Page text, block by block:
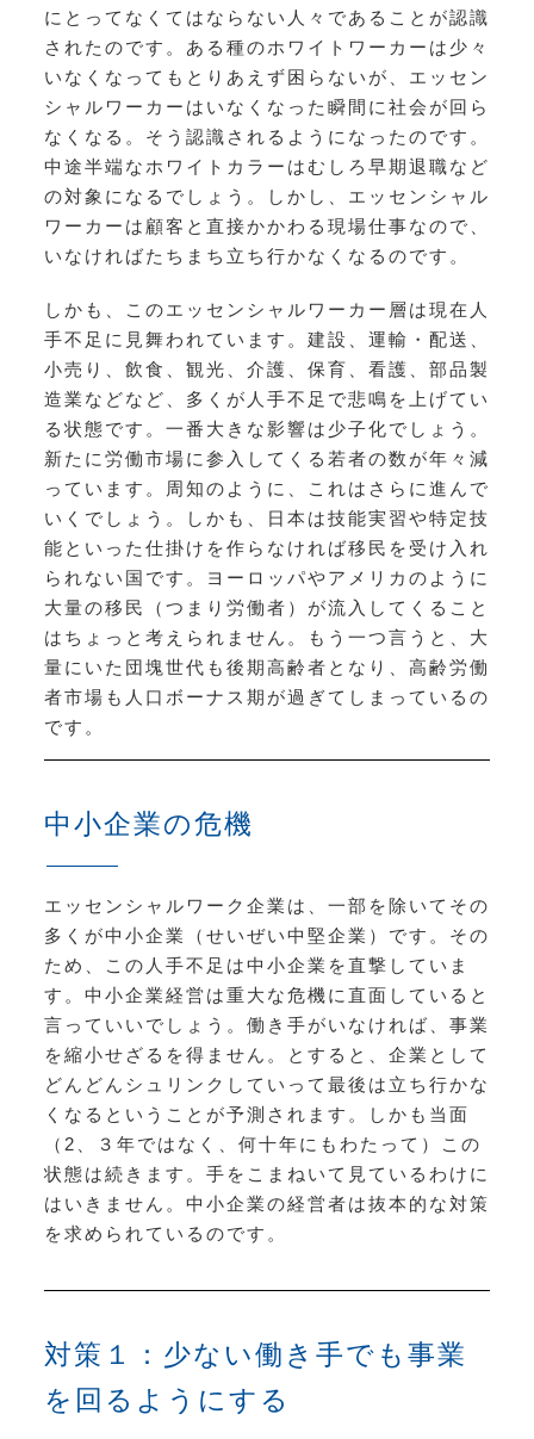
にとってなくてはならない人々であることが認識
されたのです。ある種のホワイトワーカーは少々
いなくなってもとりあえず困らないが、エッセン
シャルワーカーはいなくなった瞬間に社会が回ら
なくなる。そう認識されるようになったのです。
中途半端なホワイトカラーはむしろ早期退職など
の対象になるでしょう。しかし、エッセンシャル
ワーカーは顧客と直接かかわる現場仕事なので、
いなければたちまち立ち行かなくなるのです。
しかも、このエッセンシャルワーカー層は現在人
手不足に見舞われています。建設、運輸・配送、
小売り、飲食、観光、介護、保育、看護、部品製
造業などなど、多くが人手不足で悲鳴を上げてい
る状態です。一番大きな影響は少子化でしょう。
新たに労働市場に参入してくる若者の数が年々減
っています。周知のように、これはさらに進んで
いくでしょう。しかも、日本は技能実習や特定技
能といった仕掛けを作らなければ移民を受け入れ
られない国です。ヨーロッパやアメリカのように
大量の移民（つまり労働者）が流入してくること
はちょっと考えられません。もう一つ言うと、大
量にいた団塊世代も後期高齢者となり、高齢労働
者市場も人口ボーナス期が過ぎてしまっているの
です。
中小企業の危機
エッセンシャルワーク企業は、一部を除いてその
多くが中小企業（せいぜい中堅企業）です。その
ため、この人手不足は中小企業を直撃していま
す。中小企業経営は重大な危機に直面していると
言っていいでしょう。働き手がいなければ、事業
を縮小せざるを得ません。とすると、企業として
どんどんシュリンクしていって最後は立ち行かな
くなるということが予測されます。しかも当面
（2、３年ではなく、何十年にもわたって）この
状態は続きます。手をこまねいて見ているわけに
はいきません。中小企業の経営者は抜本的な対策
を求められているのです。
対策１：少ない働き手でも事業
を回るようにする